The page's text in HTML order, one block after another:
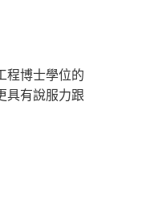
程博士學位的
具有說服力跟